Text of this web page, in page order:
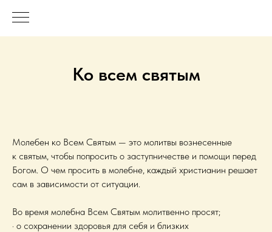
Ко всем святым
Молебен ко Всем Святым — это молитвы вознесенные
к святым, чтобы попросить о заступничестве и помощи перед
Богом. О чем просить в молебне, каждый христианин решает
сам в зависимости от ситуации.
Во время молебна Всем Святым молитвенно просят;
· о сохранении здоровья для себя и близких